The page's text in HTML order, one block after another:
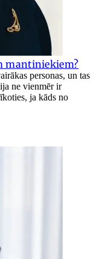
mantiniekiem?
personas, un tas
ne vienmēr ir
ja kāds no